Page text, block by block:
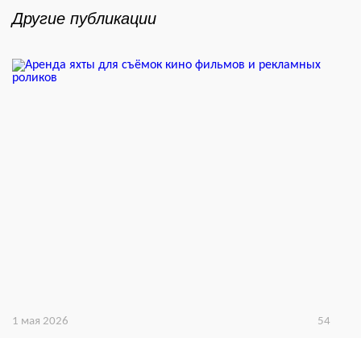
Другие публикации
1 мая 2026 54